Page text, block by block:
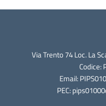
Via Trento 74 Loc. La
Codice:
Email:
PEC: